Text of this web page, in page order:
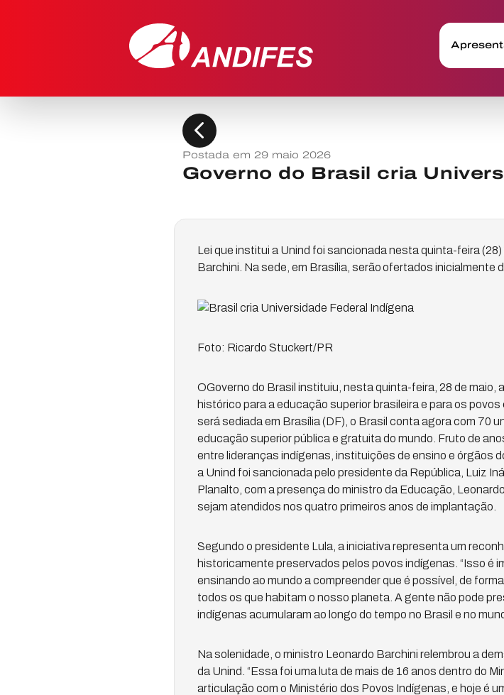
chevron_left
Postada em 29 maio 2026
Governo do Brasil cria
Lei que institui a Unind foi sancionada nesta quinta-feira
Barchini. Na sede, em Brasília, serão ofertados inicialmente
Foto: Ricardo Stuckert/PR
OGoverno do Brasil instituiu, nesta quinta-feira, 28 de maio,
histórico para a educação superior brasileira e para os
será sediada em Brasília (DF), o Brasil conta agora com 70
educação superior pública e gratuita do mundo. Fruto de
entre lideranças indígenas, instituições de ensino e órgãos
a Unind foi sancionada pelo presidente da República, Luiz
Planalto, com a presença do ministro da Educação,
sejam atendidos nos quatro primeiros anos de implantação.
Segundo o presidente Lula, a iniciativa representa um
historicamente preservados pelos povos indígenas. “Isso é
ensinando ao mundo a compreender que é possível, de
todos os que habitam o nosso planeta. A gente não pode
indígenas acumularam ao longo do tempo no Brasil e no
Na solenidade, o ministro Leonardo Barchini relembrou a
da Unind. “Essa foi uma luta de mais de 16 anos dentro do
articulação com o Ministério dos Povos Indígenas, e hoje é